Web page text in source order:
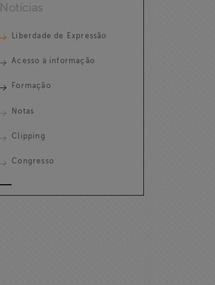
Notícias
Liberdade de Expressão
Acesso à informação
Formação
Notas
Clipping
Congresso